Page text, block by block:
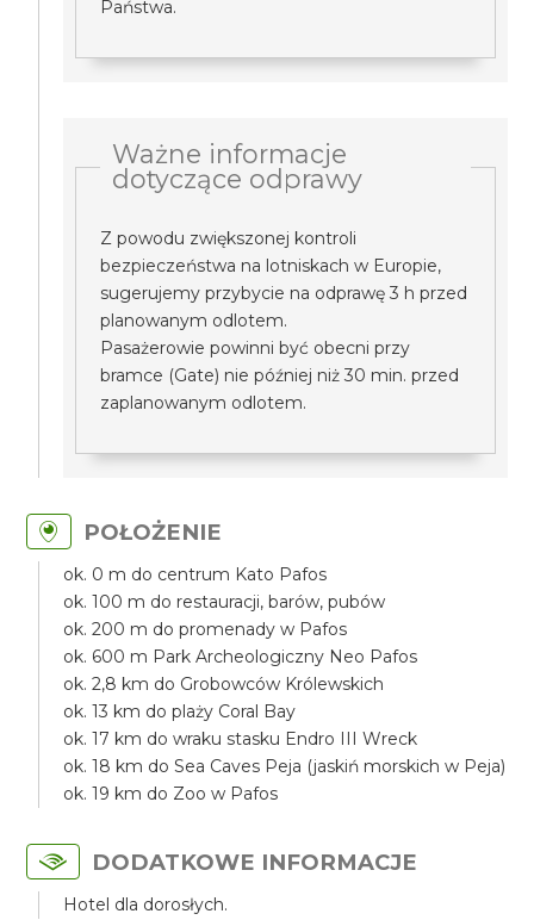
Państwa.
Ważne informacje
dotyczące odprawy
Z powodu zwiększonej kontroli
bezpieczeństwa na lotniskach w Europie,
sugerujemy przybycie na odprawę 3 h przed
planowanym odlotem.
Pasażerowie powinni być obecni przy
bramce (Gate) nie później niż 30 min. przed
zaplanowanym odlotem.
POŁOŻENIE
ok. 0 m do centrum Kato Pafos
ok. 100 m do restauracji, barów, pubów
ok. 200 m do promenady w Pafos
ok. 600 m Park Archeologiczny Neo Pafos
ok. 2,8 km do Grobowców Królewskich
ok. 13 km do plaży Coral Bay
ok. 17 km do wraku stasku Endro III Wreck
ok. 18 km do Sea Caves Peja (jaskiń morskich w Peja)
ok. 19 km do Zoo w Pafos
DODATKOWE INFORMACJE
Hotel dla dorosłych.